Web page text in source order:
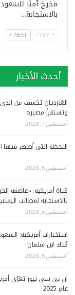
مخرجَ آمنًا
بالاستجابة…
NEXT
أحدث الأخبار
الغارديان تكشف من
وتستقرأ مصيره
أغسطس 7, 2026
اللحظة التي أظهر فيها
أغسطس 6, 2026
قناة أمريكية: «عاصفة
بالاستجابة لمطالب
أغسطس 6, 2026
استخبارات أمريكية:
مُلك ابن سلمان
أغسطس 6, 2026
إن بي سي نيوز تعرّي
عام 2025